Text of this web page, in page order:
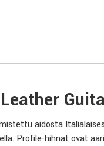
aidosta
Profile-hihnat ovat